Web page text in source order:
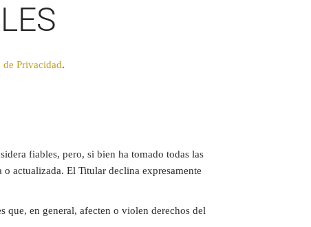
de Privacidad.
fiables, pero, si bien ha tomado todas las
actualizada. El Titular declina expresamente
en general, afecten o violen derechos del